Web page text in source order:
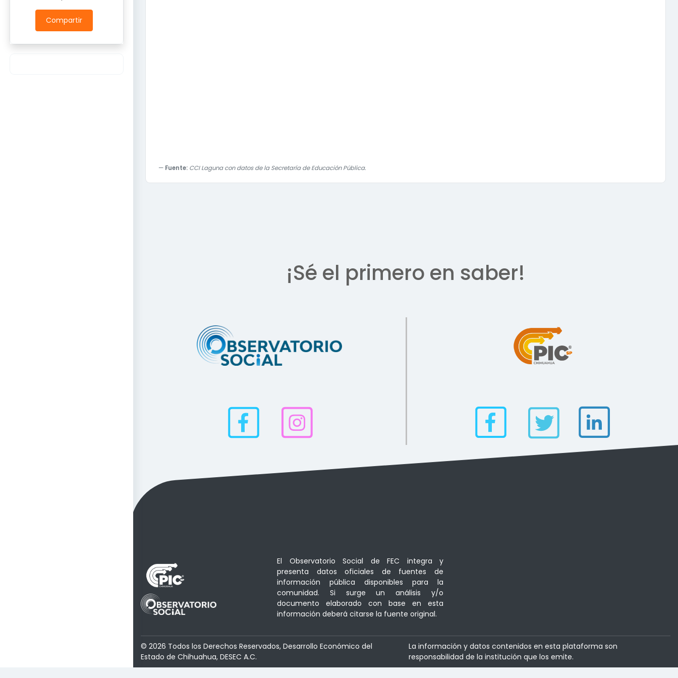
Compartir
Fuente: CCI Laguna con datos de la Secretaría de Educación Pública.
¡Sé el primero en saber!
El Observatorio Social de FEC integra y
presenta datos oficiales de fuentes de
información pública disponibles para la
comunidad. Si surge un análisis y/o
documento elaborado con base en esta
información deberá citarse la fuente original.
© 2026 Todos los Derechos Reservados, Desarrollo Económico del
Estado de Chihuahua, DESEC A.C.
La información y datos contenidos en esta plataforma son
responsabilidad de la institución que los emite.